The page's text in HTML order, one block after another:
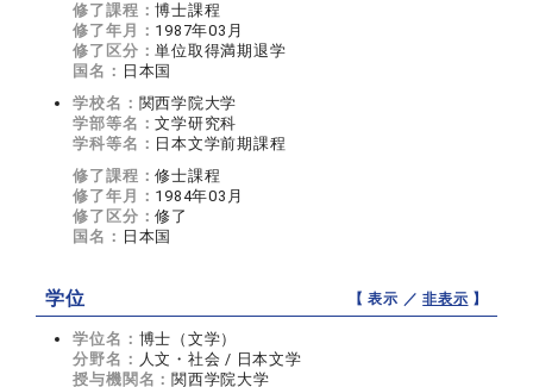
修了課程：博士課程
修了年月： 1987年03月
修了区分：単位取得満期退学
国名： 日本国
学校名： 関西学院大学
学部等名：文学研究科
学科等名： 日本文学前期課程
修了課程：修士課程
修了年月： 1984年03月
修了区分：修了
国名： 日本国
学位 【 表示 ／非表示 】
学位名： 博士（文学）
分野名： 人文・社会 / 日本文学
授与機関名： 関西学院大学